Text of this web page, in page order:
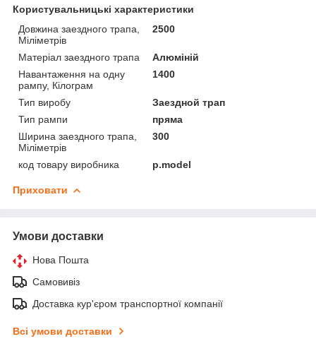
Користувальницькі характеристики
Довжина заездного трапа,
Міліметрів
2500
Матеріал заездного трапа
Алюміній
Навантаження на одну
рампу, Кілограм
1400
Тип виробу
Заездной трап
Тип рампи
пряма
Ширина заездного трапа,
Міліметрів
300
код товару виробника p.model
Приховати
Умови доставки
Нова Пошта
Самовивіз
Доставка кур'єром транспортної компанії
Всі умови доставки